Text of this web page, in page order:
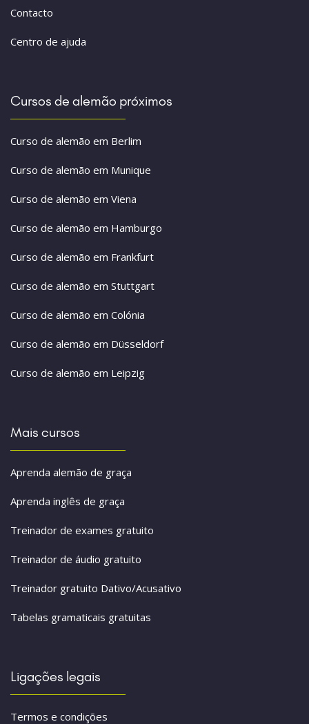
Contacto
Centro de ajuda
Cursos de alemão próximos
Curso de alemão em Berlim
Curso de alemão em Munique
Curso de alemão em Viena
Curso de alemão em Hamburgo
Curso de alemão em Frankfurt
Curso de alemão em Stuttgart
Curso de alemão em Colónia
Curso de alemão em Düsseldorf
Curso de alemão em Leipzig
Mais cursos
Aprenda alemão de graça
Aprenda inglês de graça
Treinador de exames gratuito
Treinador de áudio gratuito
Treinador gratuito Dativo/Acusativo
Tabelas gramaticais gratuitas
Ligações legais
Termos e condições